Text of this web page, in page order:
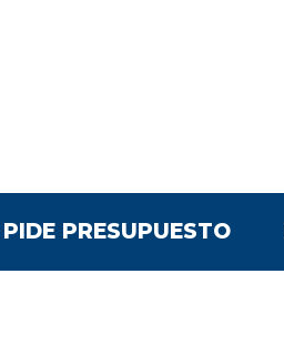
PIDE PRESUPUESTO